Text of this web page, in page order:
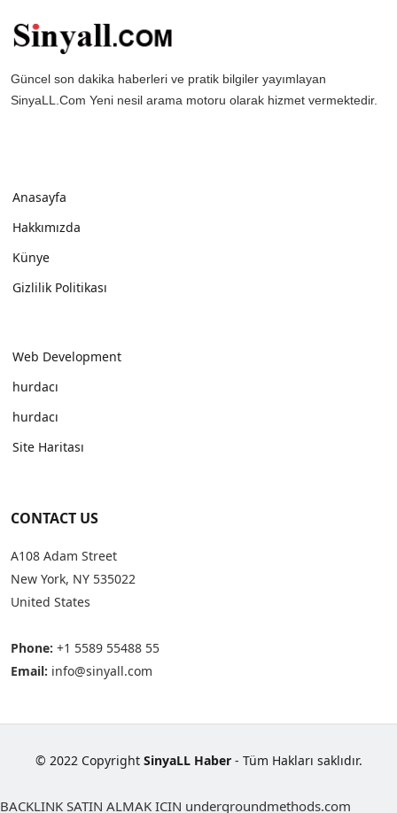
Güncel son dakika haberleri ve pratik bilgiler yayımlayan
SinyaLL.Com Yeni nesil arama motoru olarak hizmet vermektedir.
Anasayfa
Hakkımızda
Künye
Gizlilik Politikası
Web Development
hurdacı
hurdacı
Site Haritası
CONTACT US
A108 Adam Street
New York, NY 535022
United States
Phone: +1 5589 55488 55
Email: info@sinyall.com
© 2022 Copyright SinyaLL Haber- Tüm Hakları saklıdır.
BACKLINK SATIN ALMAK ICIN undergroundmethods.com